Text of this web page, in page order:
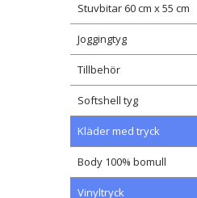
Stuvbitar 60 cm x 55 cm
Joggingtyg
Tillbehör
Softshell tyg
Kläder med tryck
Body 100% bomull
Vinyltryck